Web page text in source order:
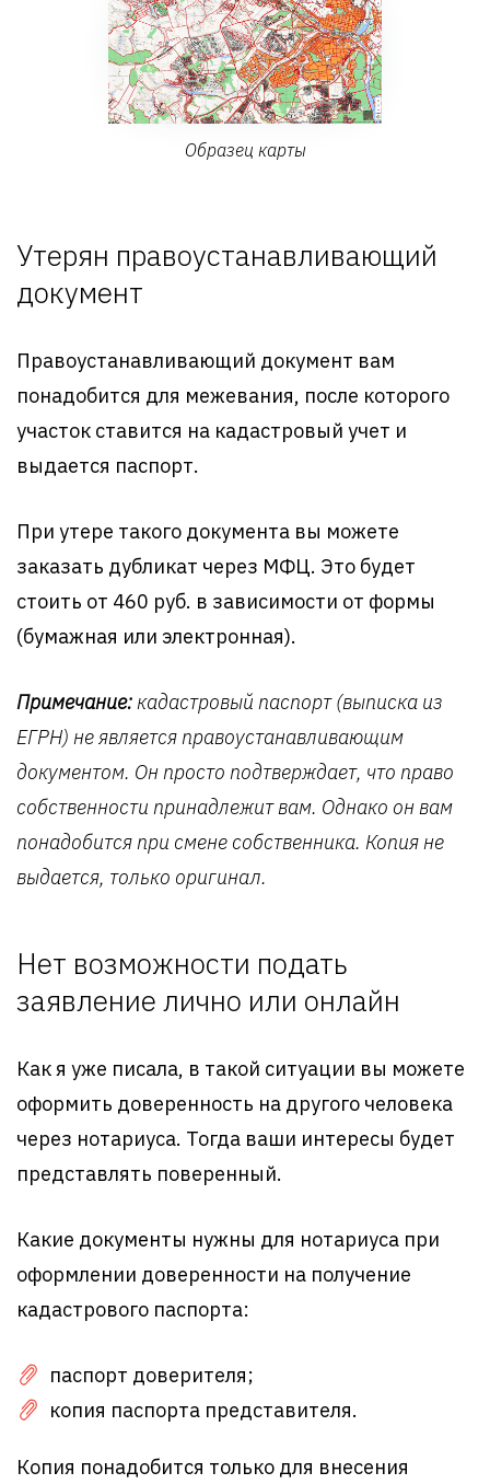
Образец карты
Утерян правоустанавливающий
документ
Правоустанавливающий документ вам
понадобится для межевания, после которого
участок ставится на кадастровый учет и
выдается паспорт.
При утере такого документа вы можете
заказать дубликат через МФЦ. Это будет
стоить от 460 руб. в зависимости от формы
(бумажная или электронная).
Примечание:кадастровый паспорт (выписка из
ЕГРН) не является правоустанавливающим
документом. Он просто подтверждает, что право
собственности принадлежит вам. Однако он вам
понадобится при смене собственника. Копия не
выдается, только оригинал.
Нет возможности подать
заявление лично или онлайн
Как я уже писала, в такой ситуации вы можете
оформить доверенность на другого человека
через нотариуса. Тогда ваши интересы будет
представлять поверенный.
Какие документы нужны для нотариуса при
оформлении доверенности на получение
кадастрового паспорта:
паспорт доверителя;
копия паспорта представителя.
Копия понадобится только для внесения